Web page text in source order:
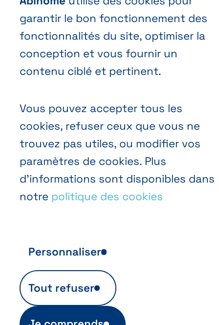
Abihome
Politique vie privée
Cookies
FR NL
garantir le bon fonctionnement des
fonctionnalités du site, optimiser la
conception et vous fournir un
contenu ciblé et pertinent.
Vous pouvez accepter tous les
cookies, refuser ceux que vous ne
trouvez pas utiles, ou modifier vos
paramètres de cookies. Plus
d’informations sont disponibles dans
notre politique des cookies
Analyse d’audience anonyme
Ils sont indispensables au fonctionnement
du site et sont automatiquement actifs
(ex. info de login). Ils permettent aussi
Personnaliser
Tout refuser